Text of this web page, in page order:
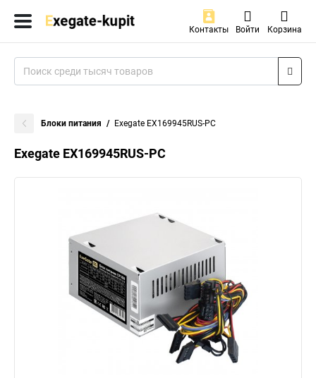
Контакты Войти Корзина
Блоки питания Exegate EX169945RUS-PC
Exegate EX169945RUS-PC